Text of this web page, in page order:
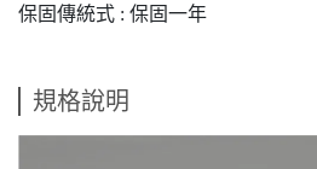
保固傳統式 : 保固一年
規格說明